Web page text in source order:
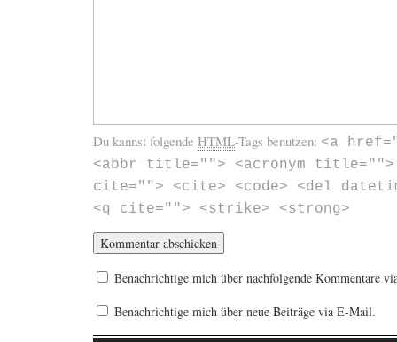
Du kannst folgende HTML-Tags benutzen: <a
<abbr title=""> <acronym title="">
cite=""> <cite> <code> <del
<q cite=""> <strike> <strong>
Benachrichtige mich über nachfolgende Kommentare
Benachrichtige mich über neue Beiträge via E-Mail.